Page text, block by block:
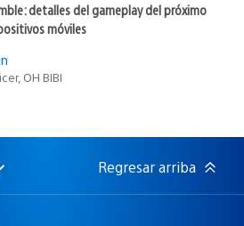
detalles del gameplay del próximo
móviles
OH BIBI
Regresar arriba